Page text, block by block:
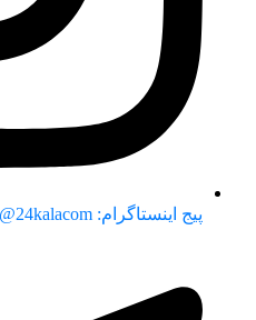
پیج اینستاگرام: 24kalacom@